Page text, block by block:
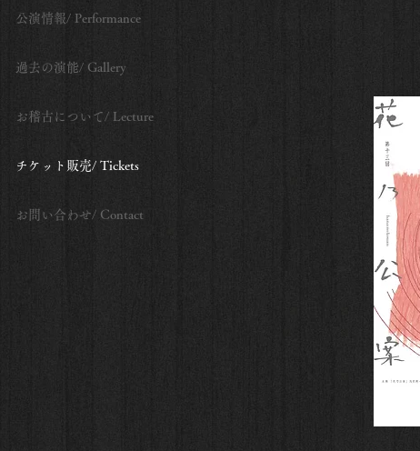
公演情報/ Performance
過去の演能/ Gallery
お稽古について/ Lecture
チケット販売/ Tickets
お問い合わせ/ Contact